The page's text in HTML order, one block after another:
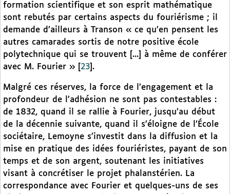
formation scientifique et son esprit mathématique
sont rebutés par certains aspects du fouriérisme ; il
demande d’ailleurs à Transon « ce qu’en pensent les
autres camarades sortis de notre positive école
polytechnique qui se trouvent [...] à même de conférer
avec M. Fourier »
23 .
Malgré ces réserves, la force de l’engagement et la
profondeur de l’adhésion ne sont pas contestables :
de 1832, quand il se rallie à Fourier, jusqu’au début
de la décennie suivante, quand il s’éloigne de l’École
sociétaire, Lemoyne s’investit dans la diffusion et la
mise en pratique des idées fouriéristes, payant de son
temps et de son argent, soutenant les initiatives
visant à concrétiser le projet phalanstérien. La
correspondance avec Fourier et quelques-uns de ses